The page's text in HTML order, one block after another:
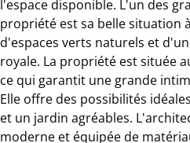
l'espace disponible. L'un des
propriété est sa belle situation
d'espaces verts naturels et
royale. La propriété est située
ce qui garantit une grande
Elle offre des possibilités
et un jardin agréables.
moderne et équipée de